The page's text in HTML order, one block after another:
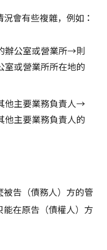
會有些複雜，例如：
辦公室或營業所→則
室或營業所所在地的
他主要業務負責人→
他主要業務負責人的
告（債務人）方的管
在原告（債權人）方